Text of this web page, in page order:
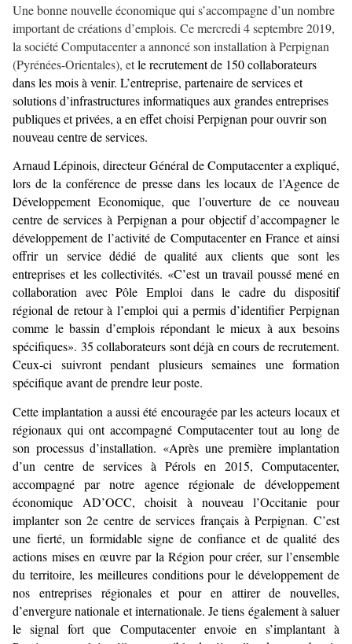
Une bonne nouvelle économique qui s’accompagne d’un nombre
important de créations d’emplois. Ce mercredi 4 septembre 2019,
la société Computacenter a annoncé son installation à Perpignan
(Pyrénées-Orientales), etle recrutement de 150 collaborateurs
dans les mois à venir. L’entreprise, partenaire de services et
solutions d’infrastructures informatiques aux grandes entreprises
publiques et privées, a en effet choisi Perpignan pour ouvrir son
nouveau centre de services.
Arnaud Lépinois, directeur Général de Computacenter a expliqué,
lors de la conférence de presse dans les locaux de l’Agence de
Développement Economique, que l’ouverture de ce nouveau
centre de services à Perpignan a pour objectif d’accompagner le
développement de l’activité de Computacenter en France et ainsi
offrir un service dédié de qualité aux clients que sont les
entreprises et les collectivités. «C’est un travail poussé mené en
collaboration avec Pôle Emploi dans le cadre du dispositif
régional de retour à l’emploi qui a permis d’identifier Perpignan
comme le bassin d’emplois répondant le mieux à aux besoins
spécifiques». 35 collaborateurs sont déjà en cours de recrutement.
Ceux-ci suivront pendant plusieurs semaines une formation
spécifique avant de prendre leur poste.
Cette implantation a aussi été encouragée par les acteurs locaux et
régionaux qui ont accompagné Computacenter tout au long de
son processus d’installation. «Après une première implantation
d’un centre de services à Pérols en 2015, Computacenter,
accompagné par notre agence régionale de développement
économique AD’OCC, choisit à nouveau l’Occitanie pour
implanter son 2e centre de services français à Perpignan. C’est
une fierté, un formidable signe de confiance et de qualité des
actions mises en œuvre par la Région pour créer, sur l’ensemble
du territoire, les meilleures conditions pour le développement de
nos entreprises régionales et pour en attirer de nouvelles,
d’envergure nationale et internationale. Je tiens également à saluer
le signal fort que Computacenter envoie en s’implantant à